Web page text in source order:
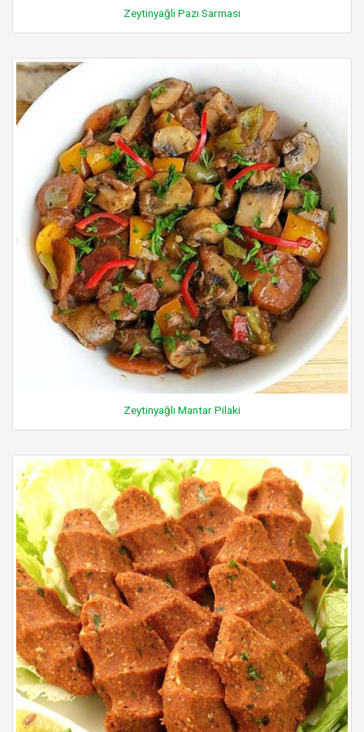
Zeytinyağlı Pazı Sarması
Zeytinyağlı Mantar Pilaki